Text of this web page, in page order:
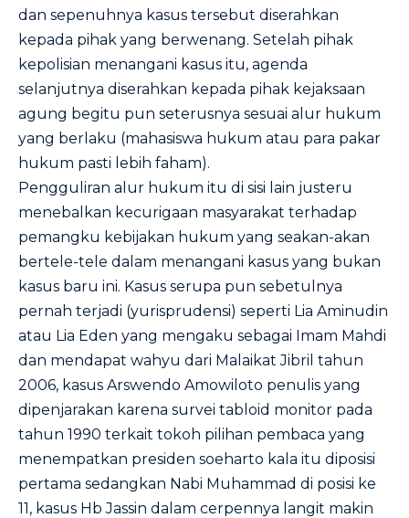
dan sepenuhnya kasus tersebut diserahkan
kepada pihak yang berwenang. Setelah pihak
kepolisian menangani kasus itu, agenda
selanjutnya diserahkan kepada pihak kejaksaan
agung begitu pun seterusnya sesuai alur hukum
yang berlaku (mahasiswa hukum atau para pakar
hukum pasti lebih faham).
Pengguliran alur hukum itu di sisi lain justeru
menebalkan kecurigaan masyarakat terhadap
pemangku kebijakan hukum yang seakan-akan
bertele-tele dalam menangani kasus yang bukan
kasus baru ini. Kasus serupa pun sebetulnya
pernah terjadi (yurisprudensi) seperti Lia Aminudin
atau Lia Eden yang mengaku sebagai Imam Mahdi
dan mendapat wahyu dari Malaikat Jibril tahun
2006, kasus Arswendo Amowiloto penulis yang
dipenjarakan karena survei tabloid monitor pada
tahun 1990 terkait tokoh pilihan pembaca yang
menempatkan presiden soeharto kala itu diposisi
pertama sedangkan Nabi Muhammad di posisi ke
11, kasus Hb Jassin dalam cerpennya langit makin